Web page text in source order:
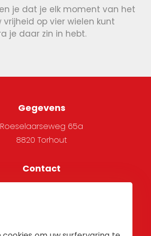
je dat je elk moment van het
op vier wielen kunt
je daar zin in hebt.
Gegevens
Roeselaarseweg 65a
8820 Torhout
Contact